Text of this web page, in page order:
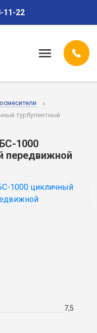
11-22
турбулентный
1000
передвижной
7,5